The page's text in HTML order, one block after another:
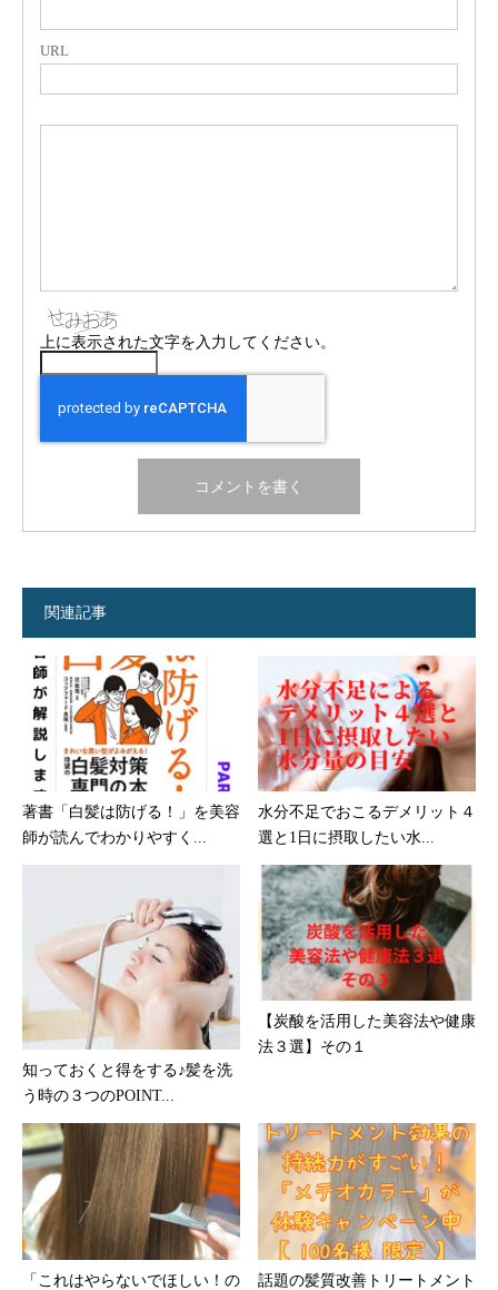
URL
上に表示された文字を入力してください。
関連記事
著書「白髪は防げる！」を美容
師が読んでわかりやすく...
水分不足でおこるデメリット４
選と1日に摂取したい水...
知っておくと得をする♪髪を洗
う時の３つのPOINT...
【炭酸を活用した美容法や健康
法３選】その１
「これはやらないでほしい！の
話題の髪質改善トリートメント